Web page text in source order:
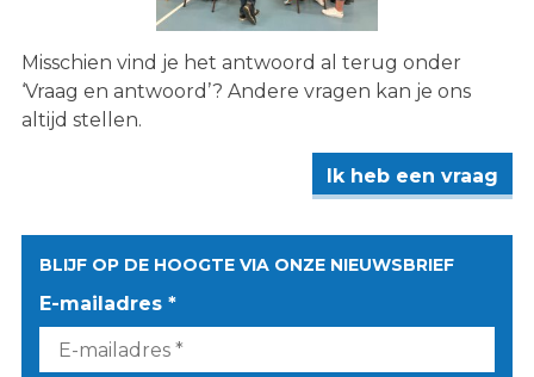
Misschien vind je het antwoord al terug onder
‘Vraag en antwoord’? Andere vragen kan je ons
altijd stellen.
Ik heb een vraag
BLIJF OP DE HOOGTE VIA ONZE NIEUWSBRIEF
E-mailadres *